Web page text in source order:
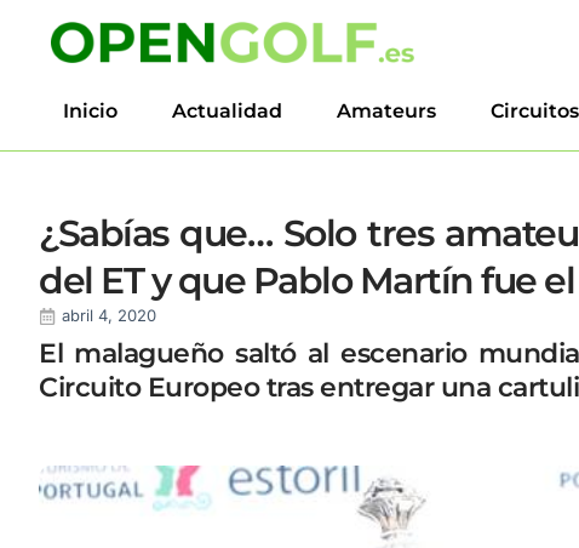
Inicio Actualidad Amateurs Circuitos
¿Sabías que… Solo tres
del ET y que Pablo Martín fue
abril 4, 2020
El malagueño saltó al escenario
Circuito Europeo tras entregar una